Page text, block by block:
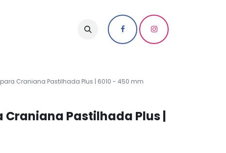
Craniana Pastilhada Plus | 6010 - 450 mm
Pastilhada Plus |